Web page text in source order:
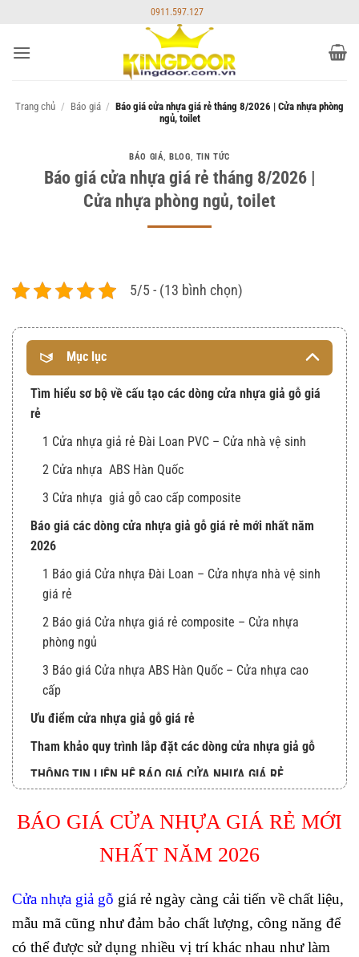
nội
0911.597.127
Trang chủ / Báo giá / Báo giá cửa nhựa giá rẻ tháng 8/2026 | Cửa nhựa phòng
ngủ, toilet
BÁO GIÁ,BLOG, TIN TỨC
Báo giá cửa nhựa giá rẻ tháng 8/2026 |
Cửa nhựa phòng ngủ, toilet
5/5 - (13 bình chọn)
Mục lục
Tìm hiểu sơ bộ về cấu tạo các dòng cửa nhựa giả gỗ giá
rẻ
1 Cửa nhựa giả rẻ Đài Loan PVC – Cửa nhà vệ sinh
2 Cửa nhựa ABS Hàn Quốc
3 Cửa nhựa giả gỗ cao cấp composite
Báo giá các dòng cửa nhựa giả gỗ giá rẻ mới nhất năm
2026
1 Báo giá Cửa nhựa Đài Loan – Cửa nhựa nhà vệ sinh
giá rẻ
2 Báo giá Cửa nhựa giá rẻ composite – Cửa nhựa
phòng ngủ
3 Báo giá Cửa nhựa ABS Hàn Quốc – Cửa nhựa cao
cấp
Ưu điểm cửa nhựa giả gỗ giá rẻ
Tham khảo quy trình lắp đặt các dòng cửa nhựa giả gỗ
THÔNG TIN LIÊN HỆ BÁO GIÁ CỬA NHỰA GIÁ RẺ
BÁO GIÁ CỬA NHỰA GIÁ RẺ MỚI
NHẤT NĂM 2026
Cửa nhựa giả gỗ giá rẻ ngày càng cải tiến về chất liệu,
mẫu mã cũng như đảm bảo chất lượng, công năng để
có thể được sử dụng nhiều vị trí khác nhau như làm